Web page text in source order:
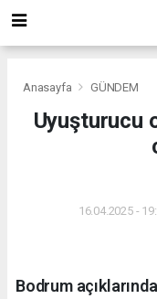
Anasayfa GÜNDEM
Uyuşturucu
16.04.2025 -
Bodrum